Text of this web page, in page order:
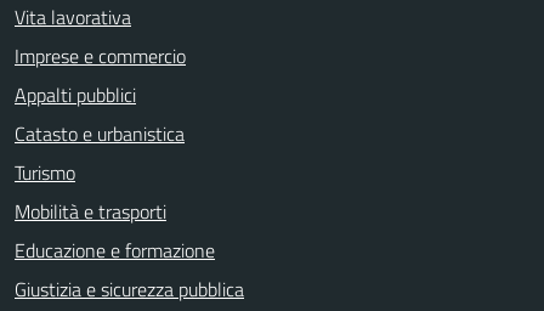
Vita lavorativa
Imprese e commercio
Appalti pubblici
Catasto e urbanistica
Turismo
Mobilità e trasporti
Educazione e formazione
Giustizia e sicurezza pubblica